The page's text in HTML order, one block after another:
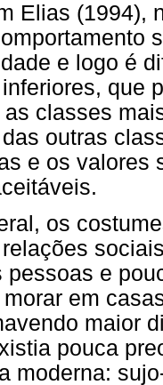
Elias (1994),
e logo é
que
classes
outras
e os valores
os
e
em
maior
pouca
moderna: